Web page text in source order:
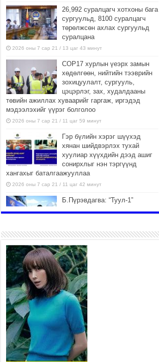
26,992 суралцагч хотхоны бага
сургуульд, 8100 суралцагч
төрөлжсөн ахлах сургуульд
суралцана
2026 оны 7 сар 21 / 13 цаг 43 минут
COP17 хурлын үеэрх замын
хөдөлгөөн, нийтийн тээврийн
зохицуулалт, сургууль,
цэцэрлэг, зах, худалдааны
төвийн ажиллах хуваарийг гаргаж, иргэдэд
мэдээлэхийг үүрэг болголоо
2026 оны 7 сар 21 / 11 цаг 59 минут
Гэр бүлийн хэрэг шүүхэд
хянан шийдвэрлэх тухай
хуулиар хүүхдийн дээд ашиг
сонирхлыг нэн тэргүүнд
хангахыг баталгаажууллаа
2026 оны 7 сар 21 / 11 цаг 42 минут
Б.Пүрэвдагва: “Туул-1”
2026 оны 7 сар 21 / 10 цаг 15 минут
НИЙСЛЭЛ, АЙМГИЙН
УДИРДЛАГУУДЫН АЖЛЫГ
ХҮНД СУРТЛЫГ БУУРУУЛЖ,
ИРГЭД, АЖ АХУЙН НЭГЖИЙН
АЧААГ ХЭРХЭН ХӨНГӨЛСНӨӨР ДҮГНЭНЭ
2026 оны 7 сар 21 / 10 цаг 09 минут
Байнгын хорооны дарга
М.Мандхай Цөлжилттэй
тэмцэх тухай НҮБ-ын
конвенцын талуудын 17 дугаар
бага хурал (СОР17)-ын бэлтгэл ажлын явцтай